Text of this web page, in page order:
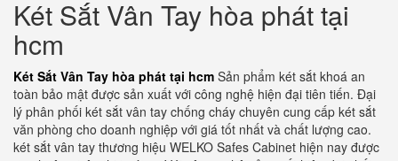
Két Sắt Vân Tay hòa phát tại
hcm
Két Sắt Vân Tay hòa phát tại hcm Sản phẩm két sắt khoá an
toàn bảo mật được sản xuất với công nghệ hiện đại tiên tiến. Đại
lý phân phối két sắt vân tay chống cháy chuyên cung cấp két sắt
văn phòng cho doanh nghiệp với giá tốt nhất và chất lượng cao.
két sắt vân tay thương hiệu WELKO Safes Cabinet hiện nay được